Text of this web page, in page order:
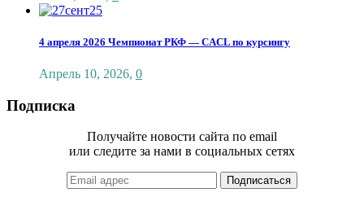
4 апреля 2026 Чемпионат РКФ — CACL по курсингу
Апрель 10, 2026, 0
Подписка
Получайте новости сайта по email
или следите за нами в социальных сетях
Подписаться